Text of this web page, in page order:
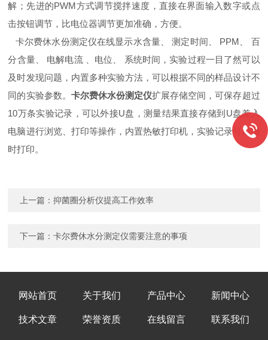
解；先进的PWM方式调节搅拌速度，直接在界面输入数字或点
击按钮调节，比电位器调节更加准确，方便。
卡尔费休水份测定仪在线显示水含量、 测定时间、 PPM、 百
分含量、 电解电流 、电位、 系统时间，实验过程一目了然可以
及时发现问题，内置多种实验方法，可以根据不同的样品设计不
同的实验参数。 卡尔费休水份测定仪扩展存储空间，可保存超过
10万条实验记录，可以外接U盘，测量结果直接存储到U盘差入
电脑进行浏览、打印等操作，内置热敏打印机，实验记录可以随
时打印。
上一篇：抑菌圈分析仪提高工作效率
下一篇：卡尔费休水分测定仪需要注意的事项
网站首页 关于我们 产品中心 新闻中心
技术文章 荣誉资质 在线留言 联系我们